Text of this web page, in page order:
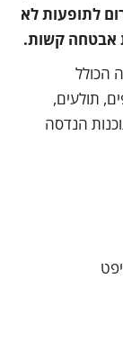
לתופעות לא
אבטחה קשות.
הכולל
תולעים,
הנדסה